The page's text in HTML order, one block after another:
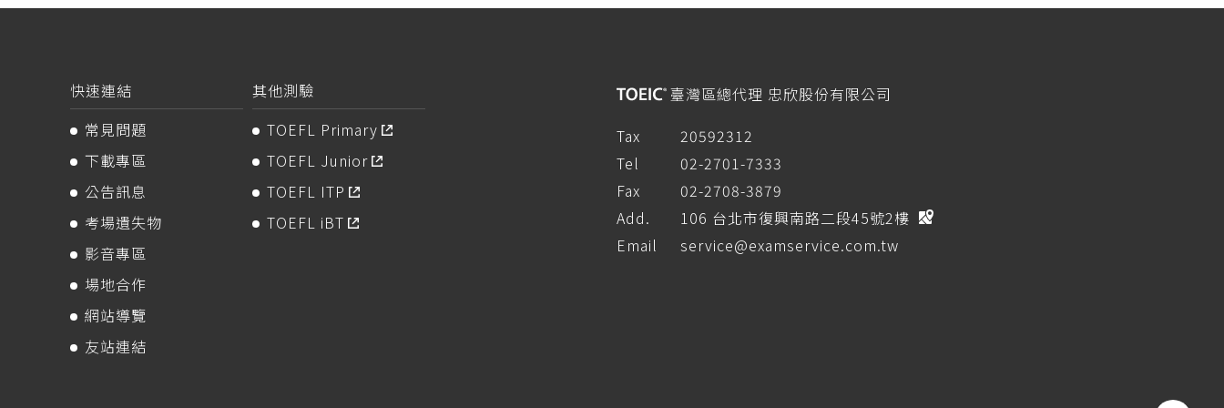
快速連結
常見問題
下載專區
公告訊息
考場遺失物
影音專區
場地合作
網站導覽
友站連結
其他測驗
TOEFL Primary
TOEFL Junior
TOEFL ITP
TOEFL iBT
臺灣區總代理 忠欣股份有限公司
Tax
20592312
Tel
02-2701-7333
Fax
02-2708-3879
Add.
106 台北市復興南路二段45號2樓
Email
service@examservice.com.tw